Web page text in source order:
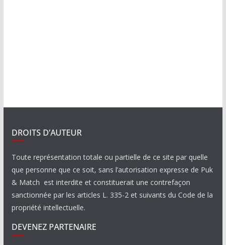
DROITS D’AUTEUR
Toute représentation totale ou partielle de ce site par quelle
que personne que ce soit, sans l’autorisation expresse de Puk
& Match est interdite et constituerait une contrefaçon
sanctionnée par les articles L. 335-2 et suivants du Code de la
propriété intellectuelle.
DEVENEZ PARTENAIRE